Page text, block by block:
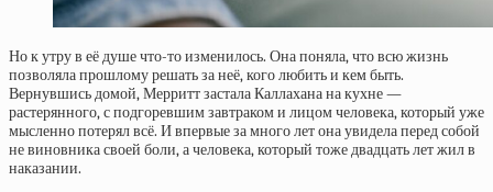
Но к утру в её душе что-то изменилось. Она поняла, что всю жизнь
позволяла прошлому решать за неё, кого любить и кем быть.
Вернувшись домой, Мерритт застала Каллахана на кухне —
растерянного, с подгоревшим завтраком и лицом человека, который уже
мысленно потерял всё. И впервые за много лет она увидела перед собой
не виновника своей боли, а человека, который тоже двадцать лет жил в
наказании.